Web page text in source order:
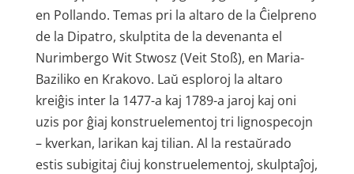
en Pollando. Temas pri la altaro de la Ĉielpreno
de la Dipatro, skulptita de la devenanta el
Nurimbergo Wit Stwosz (Veit Stoß), en Maria-
Baziliko en Krakovo. Laŭ esploroj la altaro
kreiĝis inter la 1477-a kaj 1789-a jaroj kaj oni
uzis por ĝiaj konstruelementoj tri lignospecojn
– kverkan, larikan kaj tilian. Al la restaŭrado
estis subigitaj ĉiuj konstruelementoj, skulptaĵoj,